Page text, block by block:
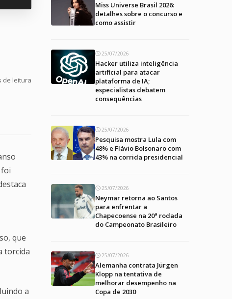
de leitura
que
torcida
a
Miss Universe Brasil 2026:
detalhes sobre o concurso e
como assistir
25/07/2026
Hacker utiliza inteligência
artificial para atacar
plataforma de IA;
especialistas debatem
consequências
25/07/2026
Pesquisa mostra Lula com
48% e Flávio Bolsonaro com
43% na corrida presidencial
25/07/2026
Neymar retorna ao Santos
para enfrentar a
Chapecoense na 20ª rodada
do Campeonato Brasileiro
25/07/2026
Alemanha contrata Jürgen
Klopp na tentativa de
melhorar desempenho na
Copa de 2030